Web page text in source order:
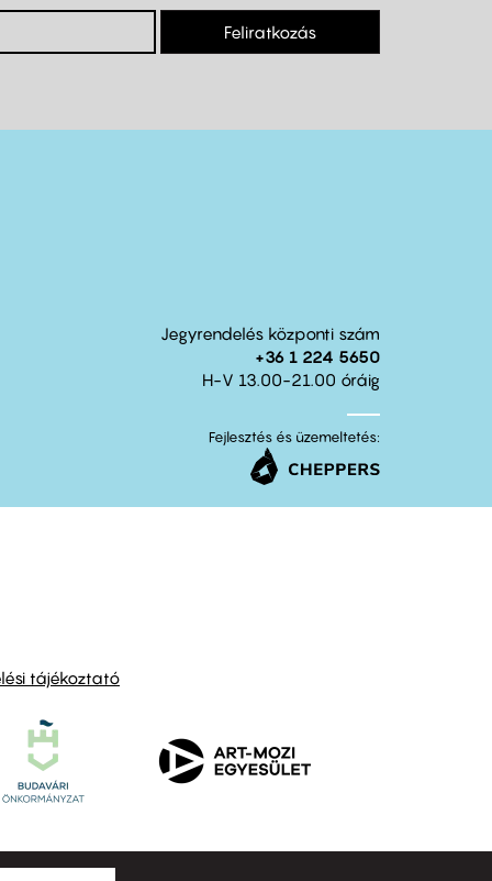
Feliratkozás
Jegyrendelés központi szám
+36 1 224 5650
H-V 13.00-21.00 óráig
Fejlesztés és üzemeltetés:
tájékoztató